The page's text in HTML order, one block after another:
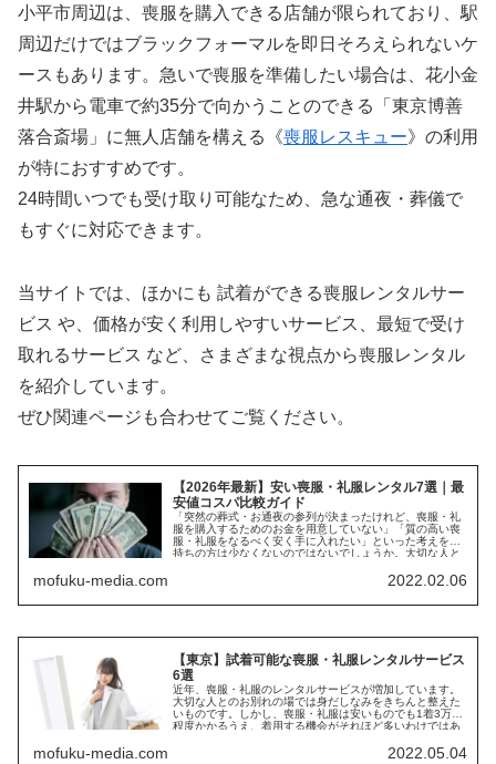
小平市周辺は、喪服を購入できる店舗が限られており、駅
周辺だけではブラックフォーマルを即日そろえられないケ
ースもあります。急いで喪服を準備したい場合は、花小金
井駅から電車で約35分で向かうことのできる「東京博善
落合斎場」に無人店舗を構える《喪服レスキュー》の利用
が特におすすめです。
24時間いつでも受け取り可能なため、急な通夜・葬儀で
もすぐに対応できます。
当サイトでは、ほかにも 試着ができる喪服レンタルサー
ビス や、価格が安く利用しやすいサービス、最短で受け
取れるサービス など、さまざまな視点から喪服レンタル
を紹介しています。
ぜひ関連ページも合わせてご覧ください。
【2026年最新】安い喪服・礼服レンタル7選｜最
安値コスパ比較ガイド
「突然の葬式・お通夜の参列が決まったけれど、喪服・礼
服を購入するためのお金を用意していない」「質の高い喪
服・礼服をなるべく安く手に入れたい」といった考えをお
持ちの方は少なくないのではないでしょうか。大切な人と
mofuku-media.com 2022.02.06
【東京】試着可能な喪服・礼服レンタルサービス
6選
近年、喪服・礼服のレンタルサービスが増加しています。
大切な人とのお別れの場では身だしなみをきちんと整えた
いものです。しかし、喪服・礼服は安いものでも1着3万円
程度かかるうえ、着用する機会がそれほど多いわけではあ
mofuku-media.com 2022.05.04